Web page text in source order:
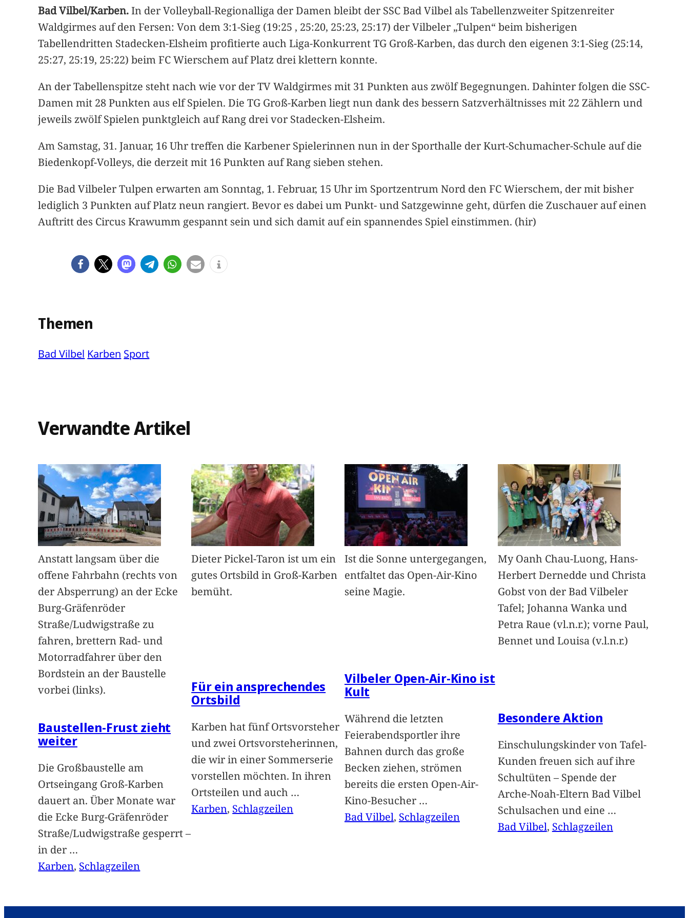
Bad Vilbel/Karben.In der Volleyball-Regionalliga der Damen bleibt der SSC Bad Vilbel als Tabellenzweiter Spitzenreiter
Waldgirmes auf den Fersen: Von dem 3:1-Sieg (19:25 , 25:20, 25:23, 25:17) der Vilbeler „Tulpen“ beim bisherigen
Tabellendritten Stadecken-Elsheim profitierte auch Liga-Konkurrent TG Groß-Karben, das durch den eigenen 3:1-Sieg (25:14,
25:27, 25:19, 25:22) beim FC Wierschem auf Platz drei klettern konnte.
An der Tabellenspitze steht nach wie vor der TV Waldgirmes mit 31 Punkten aus zwölf Begegnungen. Dahinter folgen die SSC-
Damen mit 28 Punkten aus elf Spielen. Die TG Groß-Karben liegt nun dank des bessern Satzverhältnisses mit 22 Zählern und
jeweils zwölf Spielen punktgleich auf Rang drei vor Stadecken-Elsheim.
Am Samstag, 31. Januar, 16 Uhr treffen die Karbener Spielerinnen nun in der Sporthalle der Kurt-Schumacher-Schule auf die
Biedenkopf-Volleys, die derzeit mit 16 Punkten auf Rang sieben stehen.
Die Bad Vilbeler Tulpen erwarten am Sonntag, 1. Februar, 15 Uhr im Sportzentrum Nord den FC Wierschem, der mit bisher
lediglich 3 Punkten auf Platz neun rangiert. Bevor es dabei um Punkt- und Satzgewinne geht, dürfen die Zuschauer auf einen
Auftritt des Circus Krawumm gespannt sein und sich damit auf ein spannendes Spiel einstimmen. (hir)
Themen
Bad Vilbel Karben Sport
Verwandte Artikel
Anstatt langsam über die
offene Fahrbahn (rechts von
der Absperrung) an der Ecke
Burg-Gräfenröder
Straße/Ludwigstraße zu
fahren, brettern Rad- und
Motorradfahrer über den
Bordstein an der Baustelle
vorbei (links).
Baustellen-Frust zieht
weiter
Die Großbaustelle am
Ortseingang Groß-Karben
dauert an. Über Monate war
die Ecke Burg-Gräfenröder
Straße/Ludwigstraße gesperrt –
in der …
Karben, Schlagzeilen
Dieter Pickel-Taron ist um ein
gutes Ortsbild in Groß-Karben
bemüht.
Für ein ansprechendes
Ortsbild
Karben hat fünf Ortsvorsteher
und zwei Ortsvorsteherinnen,
die wir in einer Sommerserie
vorstellen möchten. In ihren
Ortsteilen und auch …
Karben, Schlagzeilen
Ist die Sonne untergegangen,
entfaltet das Open-Air-Kino
seine Magie.
Vilbeler Open-Air-Kino ist
Kult
Während die letzten
Feierabendsportler ihre
Bahnen durch das große
Becken ziehen, strömen
bereits die ersten Open-Air-
Kino-Besucher …
Bad Vilbel, Schlagzeilen
My Oanh Chau-Luong, Hans-
Herbert Dernedde und Christa
Gobst von der Bad Vilbeler
Tafel; Johanna Wanka und
Petra Raue (vl.n.r.); vorne Paul,
Bennet und Louisa (v.l.n.r.)
Besondere Aktion
Einschulungskinder von Tafel-
Kunden freuen sich auf ihre
Schultüten – Spende der
Arche-Noah-Eltern Bad Vilbel
Schulsachen und eine …
Bad Vilbel, Schlagzeilen